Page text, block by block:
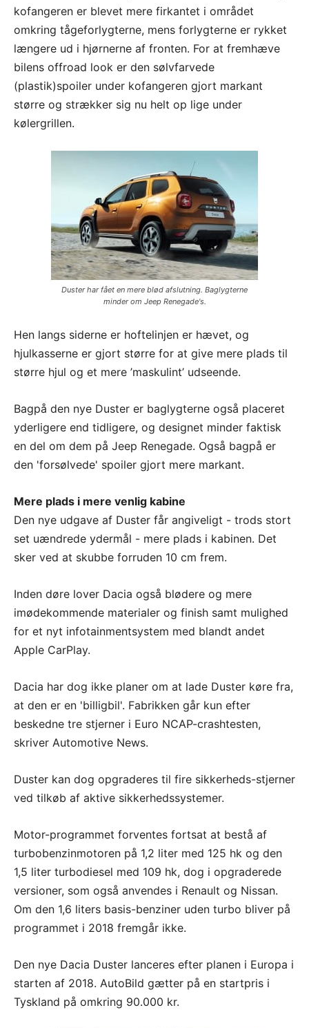
kofangeren er blevet mere firkantet i området
omkring tågeforlygterne, mens forlygterne er rykket
længere ud i hjørnerne af fronten. For at fremhæve
bilens offroad look er den sølvfarvede
(plastik)spoiler under kofangeren gjort markant
større og strækker sig nu helt op lige under
kølergrillen.
Duster har fået en mere blød afslutning. Baglygterne
minder om Jeep Renegade's.
Hen langs siderne er hoftelinjen er hævet, og
hjulkasserne er gjort større for at give mere plads til
større hjul og et mere ’maskulint’ udseende.
Bagpå den nye Duster er baglygterne også placeret
yderligere end tidligere, og designet minder faktisk
en del om dem på Jeep Renegade. Også bagpå er
den 'forsølvede' spoiler gjort mere markant.
Mere plads i mere venlig kabine
Den nye udgave af Duster får angiveligt - trods stort
set uændrede ydermål - mere plads i kabinen. Det
sker ved at skubbe forruden 10 cm frem.
Inden døre lover Dacia også blødere og mere
imødekommende materialer og finish samt mulighed
for et nyt infotainmentsystem med blandt andet
Apple CarPlay.
Dacia har dog ikke planer om at lade Duster køre fra,
at den er en 'billigbil'. Fabrikken går kun efter
beskedne tre stjerner i Euro NCAP-crashtesten,
skriver Automotive News.
Duster kan dog opgraderes til fire sikkerheds-stjerner
ved tilkøb af aktive sikkerhedssystemer.
Motor-programmet forventes fortsat at bestå af
turbobenzinmotoren på 1,2 liter med 125 hk og den
1,5 liter turbodiesel med 109 hk, dog i opgraderede
versioner, som også anvendes i Renault og Nissan.
Om den 1,6 liters basis-benziner uden turbo bliver på
programmet i 2018 fremgår ikke.
Den nye Dacia Duster lanceres efter planen i Europa i
starten af 2018. AutoBild gætter på en startpris i
Tyskland på omkring 90.000 kr.